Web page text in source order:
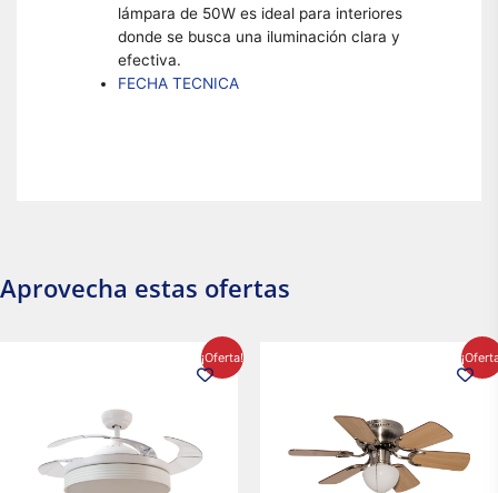
lámpara de 50W es ideal para interiores
donde se busca una iluminación clara y
efectiva.
FECHA TECNICA
Aprovecha estas ofertas
¡Oferta!
$2,986.97.
precio
actual
$1,450.23.
precio
actual